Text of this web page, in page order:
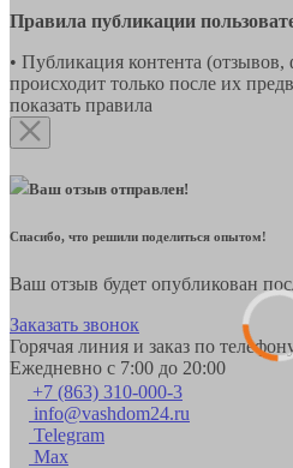
Правила публикации
• Публикация контента (отзывов,
происходит только после их
показать правила
Ваш отзыв отправлен!
Спасибо, что решили поделиться опытом!
Ваш отзыв будет опубликован
Заказать звонок
Горячая линия и заказ по
Ежедневно с 7:00 до 20:00
+7 (863) 310-000-3
info@vashdom24.ru
Telegram
Max